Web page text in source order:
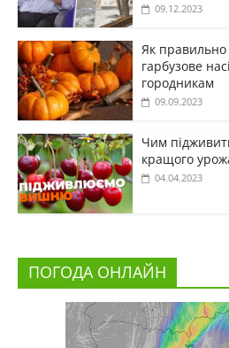
09.12.2023
Як правильно
гарбузове
городникам
09.09.2023
Чим
кращого
04.04.2023
ПОГОДА ОНЛАЙН